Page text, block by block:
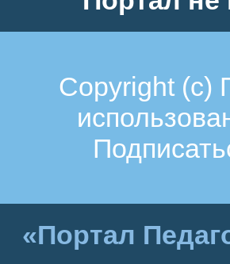
Copyright (c)
«Портал